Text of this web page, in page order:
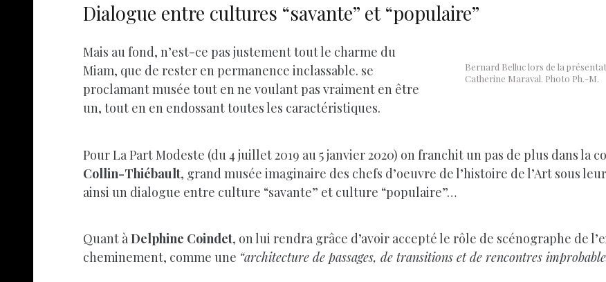
Dialogue entre cultures “savante” et “populaire”
Bernard Belluc lors de la
Catherine Maraval. Photo Ph.-M.
Mais au fond, n’est-ce pas justement tout le charme du
Miam, que de rester en permanence inclassable. se
proclamant musée tout en ne voulant pas vraiment en être
un, tout en en endossant toutes les caractéristiques.
Pour La Part Modeste (du 4 juillet 2019 au 5 janvier 2020) on franchit un pas de plus dans la
Collin-Thiébault, grand musée imaginaire des chefs d’oeuvre de l’histoire de l’Art sous
ainsi un dialogue entre culture “savante” et culture “populaire”…
Quant àDelphine Coindet, on lui rendra grâce d’avoir accepté le rôle de scénographe de
cheminement, comme une “architecture de passages, de transitions et de rencontres